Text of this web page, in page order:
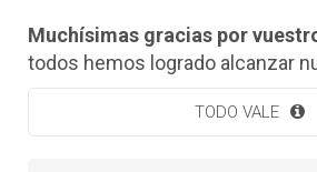
Muchísimas gracias por
todos hemos logrado alcanzar
TODO VALE